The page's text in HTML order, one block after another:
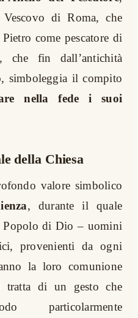
di Roma, che
come pescatore di
che fin dall’antichità
simboleggia il compito
nella fede i suoi
della Chiesa
valore simbolico
, durante il quale
Popolo di Dio – uomini
provenienti da ogni
la loro comunione
di un gesto che
particolarmente